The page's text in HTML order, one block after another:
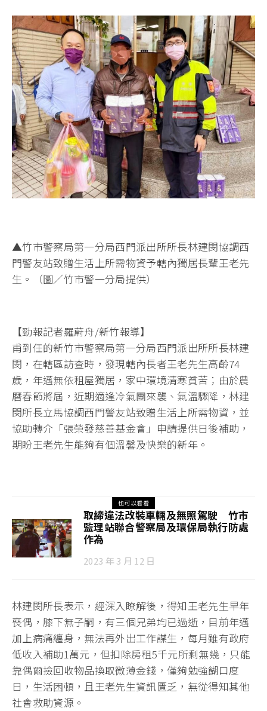
▲竹市警察局第一分局西門派出所所長林建閔協調西
門警友站致贈生活上所需物資予轄內獨居長輩王老先
生。（圖／竹市警一分局提供）
【勁報記者羅蔚舟/新竹報導】
甫到任的新竹市警察局第一分局西門派出所所長林建
閔，在轄區訪查時，發現轄內長者王老先生高齡74
歲，年邁無依租屋獨居，家中環境清寒貧苦；由於農
曆春節將屆，近期適逢冷氣團來襲、氣溫驟降，林建
閔所長立馬協調西門警友站致贈生活上所需物資，並
協助轉介「張榮發慈善基金會」申請提供日後補助，
期盼王老先生能夠有個溫馨及快樂的新年。
也可以看看
取締違法改裝車輛及無照駕駛 竹市
監理站聯合警察局及環保局執行防處
作為
2023 年 3 月 12 日
林建閔所長表示，經深入瞭解後，得知王老先生早年
喪偶，膝下無子嗣，有三個兄弟均已過逝，目前年邁
加上病痛纏身，無法再外出工作謀生，每月雖有政府
低收入補助1萬元，但扣除房租5千元所剩無幾，只能
靠偶爾撿回收物品換取微薄金錢，僅夠勉強餬口度
日，生活困頓，且王老先生資訊匱乏，無從得知其他
社會救助資源。